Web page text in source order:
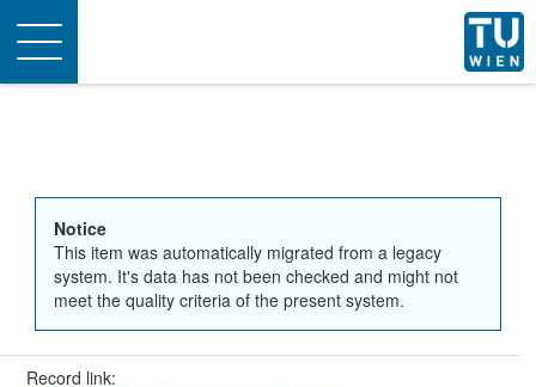
Toggle
navigation
Notice
This item was automatically migrated from a legacy
system. It's data has not been checked and might not
meet the quality criteria of the present system.
Record link: